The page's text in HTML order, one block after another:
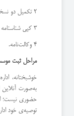
2 تکمیل دو نسخه اساسنامه‌ی مؤسسات غیرتجاری
3 کپی شناسنامه و کارت ملی همه‌ی اعضای هیئت‌مدیره و شرکا
4 وکالت‌نامه.
مراحل ثبت
خوشبختانه،
به‌صورت
حضوری نیست؛
توصیه‌ی خود